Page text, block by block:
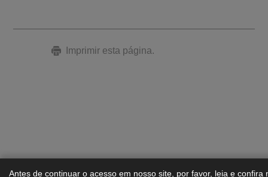
Antes de continuar o acesso em nosso site, por favor, leia e confira
Imprimir esta página.